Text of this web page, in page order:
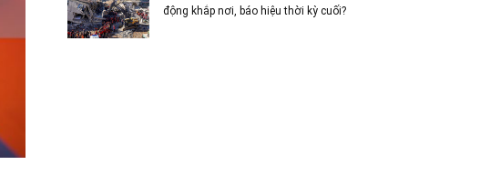
động khắp nơi, báo hiệu thời kỳ cuối?